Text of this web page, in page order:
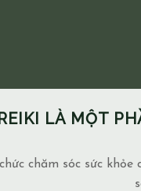
LÀ MỘT
chăm sóc sức